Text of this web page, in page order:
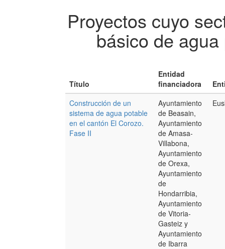
Proyectos cuyo
básico de
Título
Entidad
financiadora
Construcción de un
sistema de agua potable
en el cantón El Corozo.
Fase II
Ayuntamiento
de Beasain,
Ayuntamiento
de Amasa-
Villabona,
Ayuntamiento
de Orexa,
Ayuntamiento
de
Hondarribia,
Ayuntamiento
de Vitoria-
Gasteiz y
Ayuntamiento
de Ibarra